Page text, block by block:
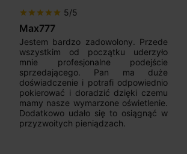
star star star star star 5/5
Max777
Jestem bardzo zadowolony. Przede
wszystkim od początku uderzyło
mnie profesjonalne podejście
sprzedającego. Pan ma duże
doświadczenie i potrafi odpowiednio
pokierować i doradzić dzięki czemu
mamy nasze wymarzone oświetlenie.
Dodatkowo udało się to osiągnąć w
przyzwoitych pieniądzach.